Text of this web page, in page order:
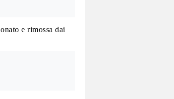
e rimossa dai